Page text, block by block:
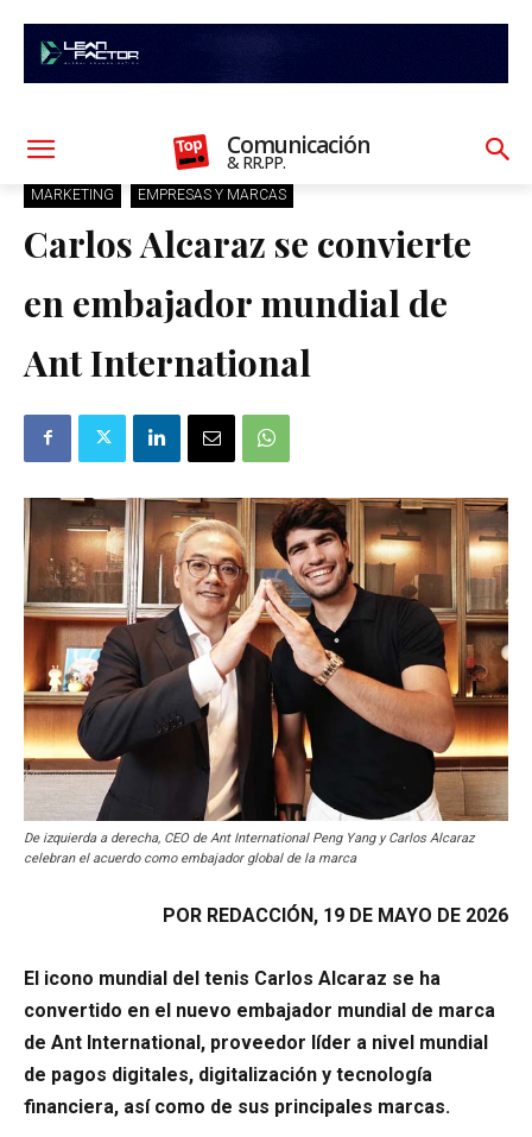
Comunicación
& RR.PP.
MARKETING EMPRESAS Y MARCAS
Carlos Alcaraz se convierte
en embajador mundial de
Ant International
De izquierda a derecha, CEO de Ant International Peng Yang y Carlos Alcaraz
celebran el acuerdo como embajador global de la marca
POR REDACCIÓN, 19 DE MAYO DE 2026
El icono mundial del tenis Carlos Alcaraz se ha
convertido en el nuevo embajador mundial de marca
de Ant International, proveedor líder a nivel mundial
de pagos digitales, digitalización y tecnología
financiera, así como de sus principales marcas.